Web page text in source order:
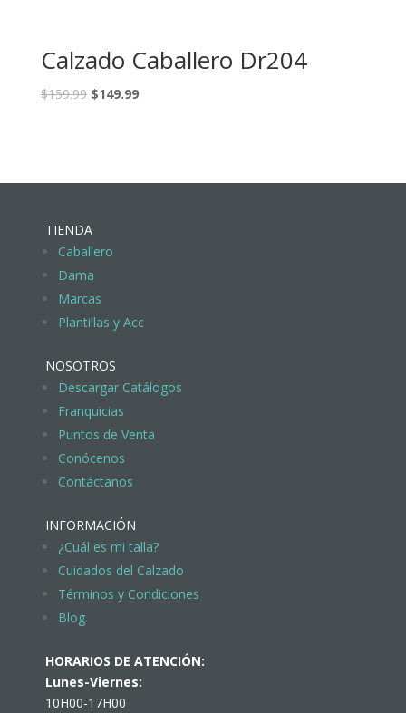
Calzado Caballero Dr204
$159.99 $149.99
TIENDA
Caballero
Dama
Marcas
Plantillas y Acc
NOSOTROS
Descargar Catálogos
Franquicias
Puntos de Venta
Conócenos
Contáctanos
INFORMACIÓN
¿Cuál es mi talla?
Cuidados del Calzado
Términos y Condiciones
Blog
HORARIOS DE ATENCIÓN:
Lunes-Viernes:
10H00-17H00